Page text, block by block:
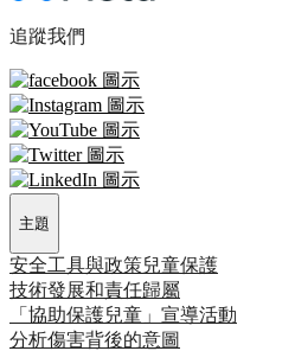
追蹤我們
主題
安全工具與政策兒童保護
技術發展和責任歸屬
「協助保護兒童」宣導活動
分析傷害背後的意圖